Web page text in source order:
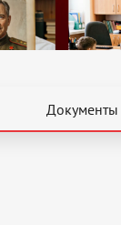
Документы